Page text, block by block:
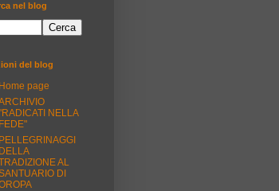
nel blog
del blog
Home page
NELLA
FEDE"
PELLEGRINAGGI
DELLA
AL
DI